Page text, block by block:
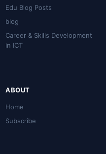
Edu Blog Posts
blog
Career & Skills Development
in ICT
ABOUT
Home
Subscribe